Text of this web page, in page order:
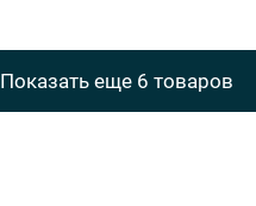
Показать еще 6 товаров